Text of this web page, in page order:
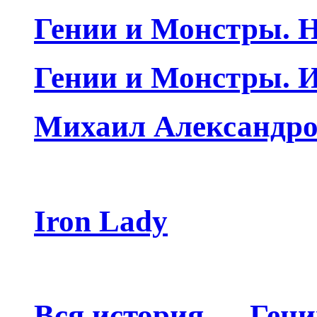
Гении и Монстры.
Гении и Монстры.
Михаил
Iron Lady